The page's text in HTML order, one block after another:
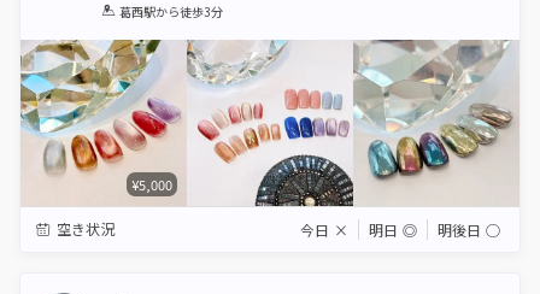
1 2 3 4 5
葛西駅から徒歩3分
¥5,000
空き状況 今日 × 明日 ◎ 明後日 ◯